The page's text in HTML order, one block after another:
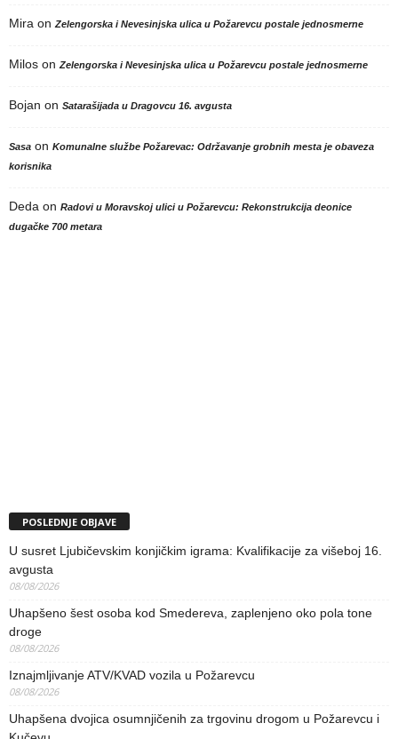
Mira on Zelengorska i Nevesinjska ulica u Požarevcu postale jednosmerne
Milos on Zelengorska i Nevesinjska ulica u Požarevcu postale jednosmerne
Bojan on Satarašijada u Dragovcu 16. avgusta
Sasa on Komunalne službe Požarevac: Održavanje grobnih mesta je obaveza
korisnika
Deda on Radovi u Moravskoj ulici u Požarevcu: Rekonstrukcija deonice
dugačke 700 metara
POSLEDNJE OBJAVE
U susret Ljubičevskim konjičkim igrama: Kvalifikacije za višeboj 16.
avgusta
08/08/2026
Uhapšeno šest osoba kod Smedereva, zaplenjeno oko pola tone
droge
08/08/2026
Iznajmljivanje ATV/KVAD vozila u Požarevcu
08/08/2026
Uhapšena dvojica osumnjičenih za trgovinu drogom u Požarevcu i